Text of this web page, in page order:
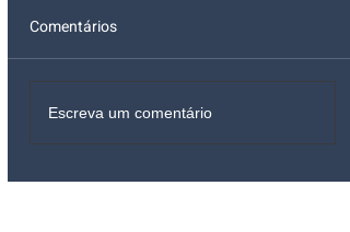
Comentários
Escreva um comentário